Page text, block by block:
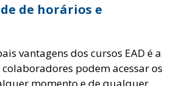
de horários e
vantagens dos cursos EAD é a
podem acessar os
momento e de qualquer